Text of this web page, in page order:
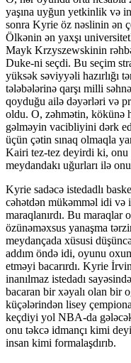
yaşına uyğun yetkinlik və
sonra Kyrie öz nəslinin ən
Ölkənin ən yaxşı
Mayk Krzyszewskinin
Duke-ni seçdi. Bu seçim
yüksək səviyyəli hazırlığı
tələbələrinə qarşı milli
qoyduğu ailə dəyərləri və
oldu. O, zəhmətin, kökünə
gəlməyin vacibliyini dərk
üçün çətin sınaq olmaqla
Kairi tez-tez deyirdi ki, onu
meydandakı uğurları ilə
Kyrie sadəcə istedadlı
cəhətdən mükəmməl idi və
maraqlanırdı. Bu maraqlar
özünəməxsus yanaşma
meydançada xüsusi
addım öndə idi, oyunu
etməyi bacarırdı. Kyrie
inanılmaz istedadı
bacaran bir xəyalı olan bir
küçələrindən lisey
keçdiyi yol NBA-da
onu təkcə idmançı kimi
insan kimi formalaşdırıb.